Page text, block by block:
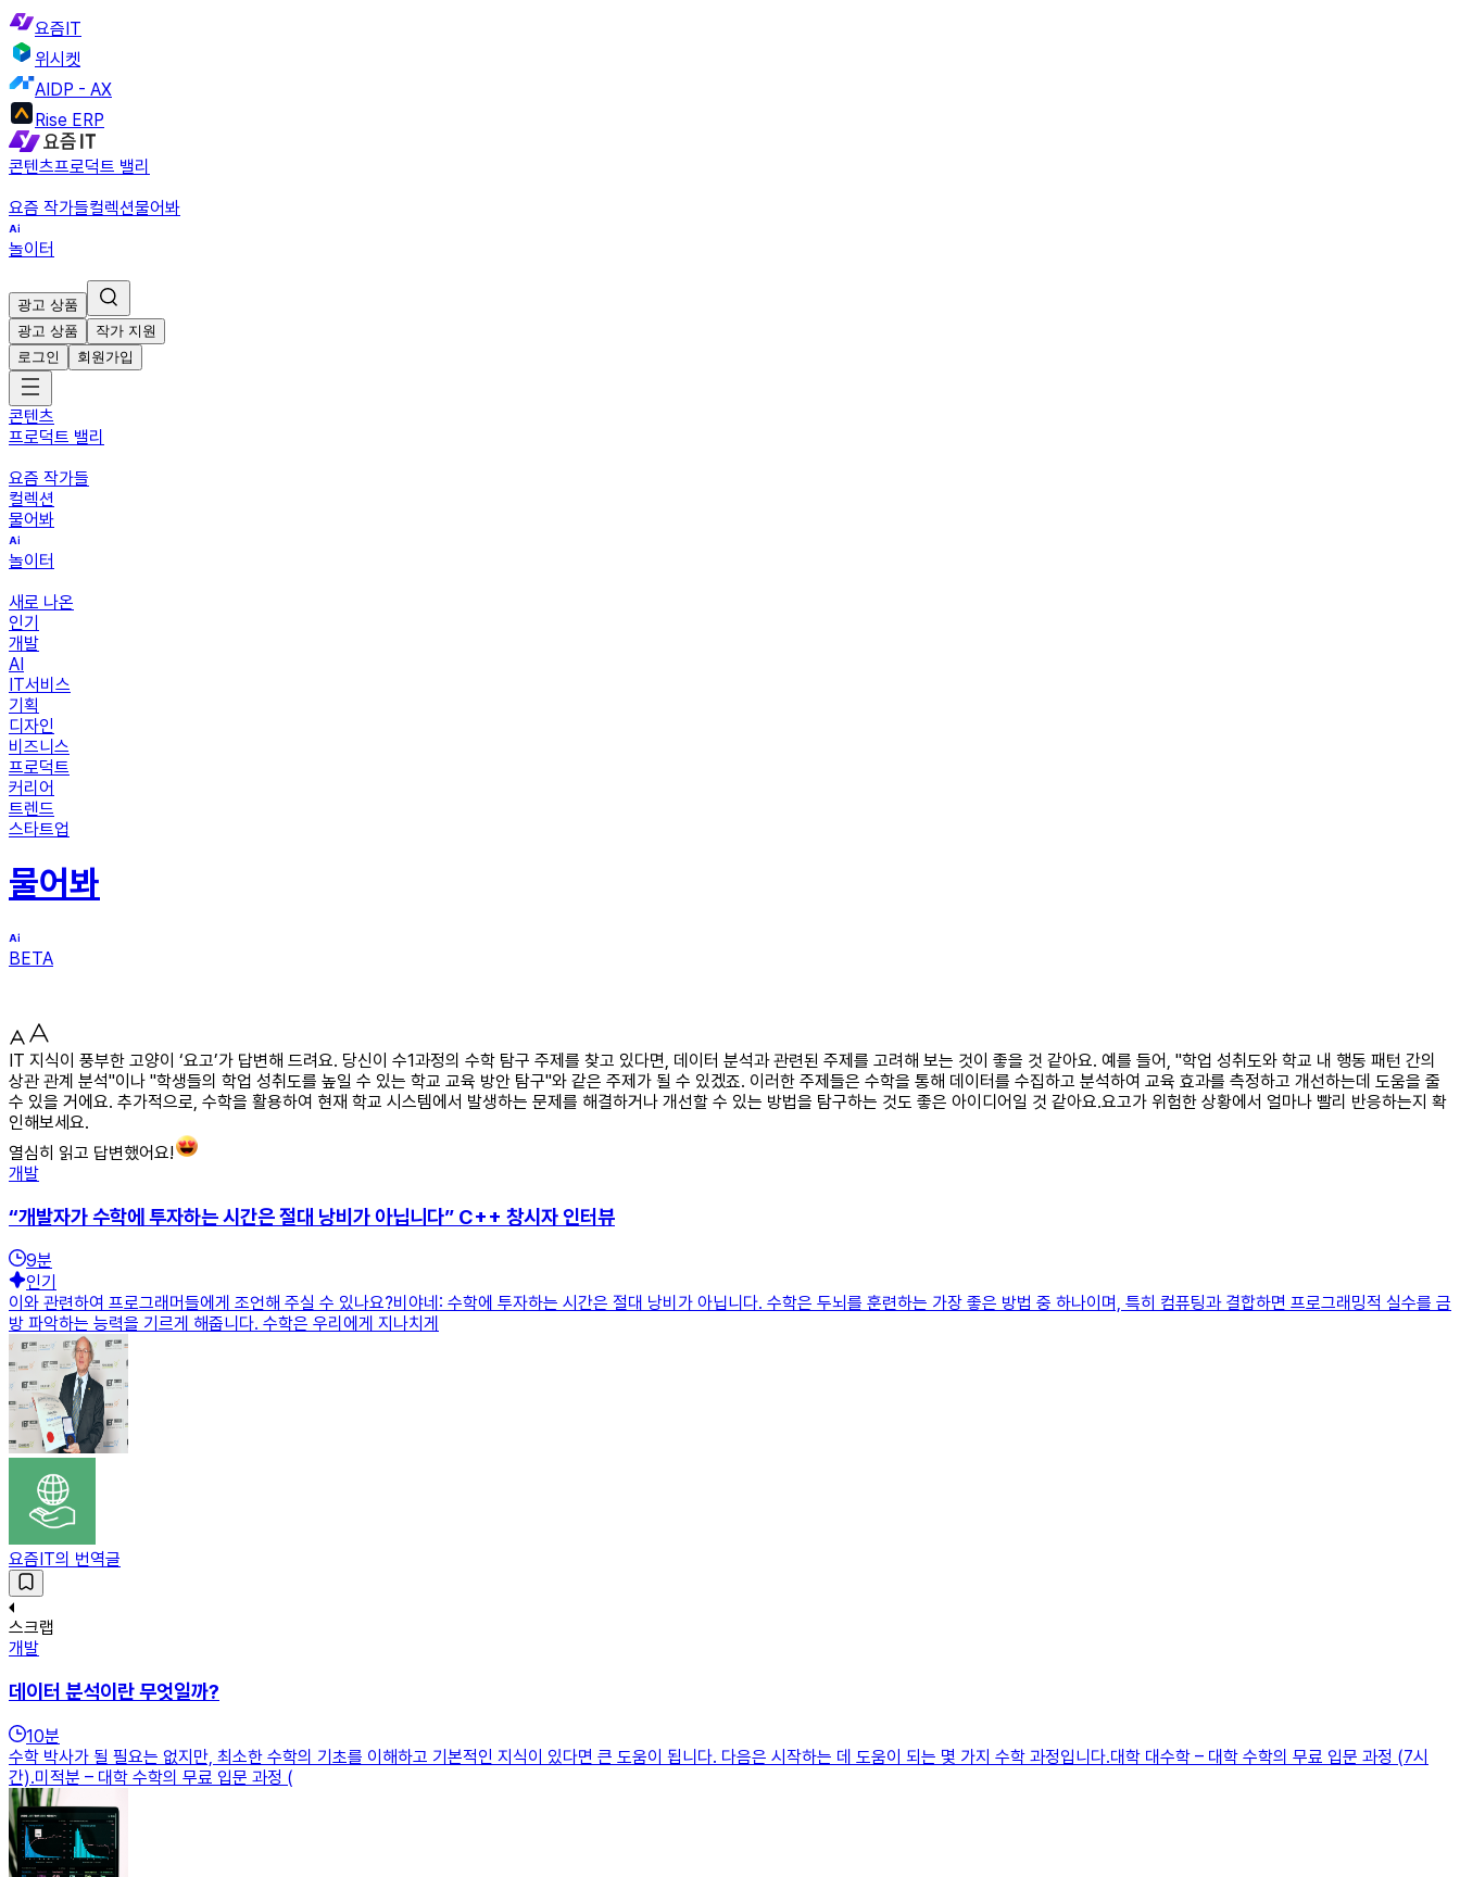
요즘IT
위시켓
AIDP - AX
Rise ERP
콘텐츠프로덕트 밸리
요즘 작가들컬렉션물어봐
놀이터
광고 상품
광고 상품
작가 지원
로그인
회원가입
콘텐츠
프로덕트 밸리
요즘 작가들
컬렉션
물어봐
놀이터
새로 나온
인기
개발
AI
IT서비스
기획
디자인
비즈니스
프로덕트
커리어
트렌드
스타트업
물어봐
BETA
IT 지식이 풍부한 고양이 ‘요고’가 답변해 드려요. 당신이 수1과정의 수학 탐구 주제를 찾고 있다면, 데이터 분석과 관련된 주제를 고려해 보는 것이 좋을 것 같아요. 예를 들어, "학업 성취도와 학교 내 행동 패턴 간의
상관 관계 분석"이나 "학생들의 학업 성취도를 높일 수 있는 학교 교육 방안 탐구"와 같은 주제가 될 수 있겠죠. 이러한 주제들은 수학을 통해 데이터를 수집하고 분석하여 교육 효과를 측정하고 개선하는데 도움을 줄
수 있을 거에요. 추가적으로, 수학을 활용하여 현재 학교 시스템에서 발생하는 문제를 해결하거나 개선할 수 있는 방법을 탐구하는 것도 좋은 아이디어일 것 같아요.요고가 위험한 상황에서 얼마나 빨리 반응하는지 확
인해보세요.
열심히 읽고 답변했어요!
개발
“개발자가 수학에 투자하는 시간은 절대 낭비가 아닙니다” C++ 창시자 인터뷰
9분
인기
이와 관련하여 프로그래머들에게 조언해 주실 수 있나요?비야네: 수학에 투자하는 시간은 절대 낭비가 아닙니다. 수학은 두뇌를 훈련하는 가장 좋은 방법 중 하나이며, 특히 컴퓨팅과 결합하면 프로그래밍적 실수를 금
방 파악하는 능력을 기르게 해줍니다. 수학은 우리에게 지나치게
요즘IT의 번역글
스크랩
개발
데이터 분석이란 무엇일까?
10분
수학 박사가 될 필요는 없지만, 최소한 수학의 기초를 이해하고 기본적인 지식이 있다면 큰 도움이 됩니다. 다음은 시작하는 데 도움이 되는 몇 가지 수학 과정입니다.대학 대수학 – 대학 수학의 무료 입문 과정 (7시
간).미적분 – 대학 수학의 무료 입문 과정 (